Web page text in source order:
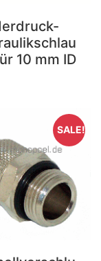
10 mm ID
SALE!